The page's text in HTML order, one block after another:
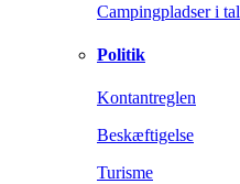
Campingpladser i tal
Politik
Kontantreglen
Beskæftigelse
Turisme